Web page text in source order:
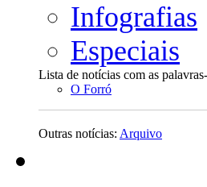
Infografias
Especiais
Lista de notícias com as
O Forró
Outras notícias: Arquivo